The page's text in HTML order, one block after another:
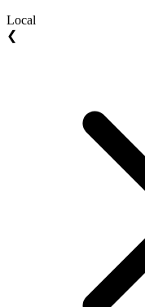
Local
❮